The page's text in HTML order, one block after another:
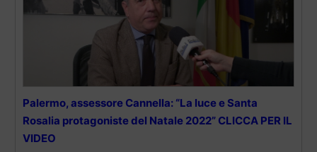
Palermo, assessore Cannella: “La luce e Santa
Rosalia protagoniste del Natale 2022” CLICCA PER IL
VIDEO